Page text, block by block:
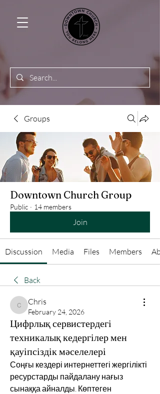
Groups
Downtown Church Group
Public · 14 members
Join
Discussion Media Files Members
Back
Chris
Chris
February 24, 2026
Цифрлық сервистердегі
техникалық кедергілер мен
қауіпсіздік мәселелері
Соңғы кездері интернеттегі жергілікті
ресурстарды пайдалану нағыз
сынаққа айналды. Көптеген